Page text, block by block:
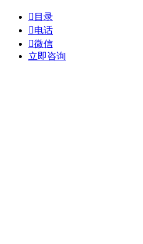
 目录
电话
微信
立即咨询